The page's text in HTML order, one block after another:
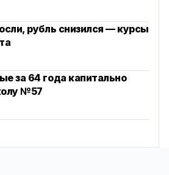
рубль снизился — курсы
за 64 года капитально
№57